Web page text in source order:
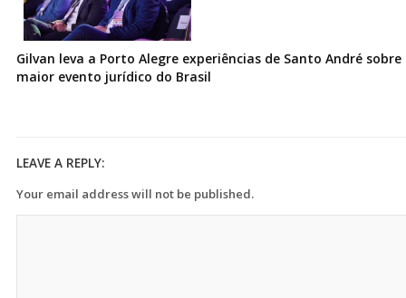
Gilvan leva a Porto Alegre experiências de Santo André
maior evento jurídico do Brasil
LEAVE A REPLY:
Your email address will not be published.